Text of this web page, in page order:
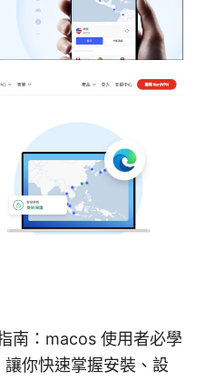
南：macos 使用者必學
你快速掌握安裝、設